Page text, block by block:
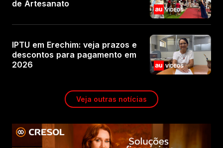
de Artesanato
IPTU em Erechim: veja prazos e
descontos para pagamento em
2026
Veja outras notícias